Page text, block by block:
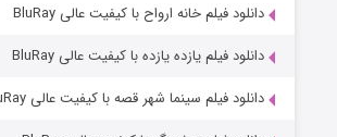
دانلود فیلم خانه ارواح با کیفیت عالی BluRay
دانلود فیلم یازده یازده با کیفیت عالی BluRay
دانلود فیلم سینما شهر قصه با کیفیت عالی BluRay